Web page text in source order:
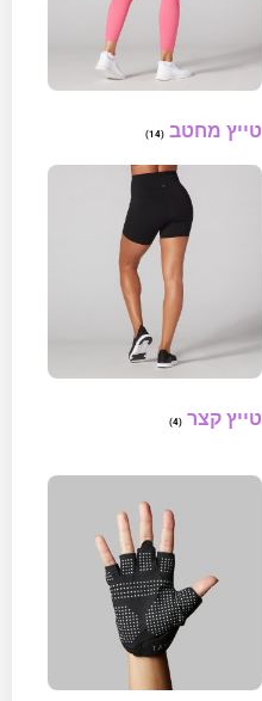
טייץ מחטב(14)
טייץ קצר(4)